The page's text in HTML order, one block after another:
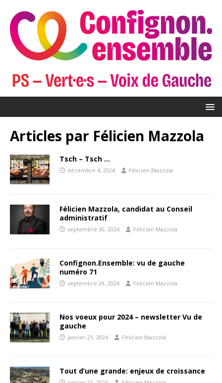
Articles par Félicien Mazzola
Tsch – Tsch …
décembre 4, 2024 Félicien Mazzola
Félicien Mazzola, candidat au Conseil
administratif
septembre 30, 2024 Félicien Mazzola
Confignon.Ensemble: vu de gauche
numéro 71
septembre 29, 2024 Félicien Mazzola
Nos voeux pour 2024 – newsletter Vu de
gauche
janvier 21, 2024 Félicien Mazzola
Tout d’une grande: enjeux de croissance